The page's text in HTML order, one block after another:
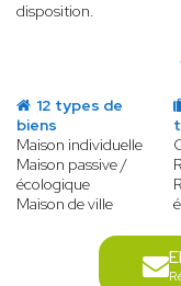
disposition.
12 types de
biens
Maison individuelle
Maison passive /
écologique
Maison de ville